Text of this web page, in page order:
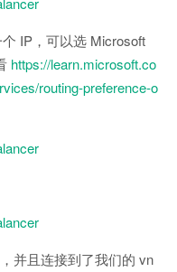
IP，可以选 Microsoft
https://learn.microsoft.co
routing-preference-o
并且连接到了我们的 vn